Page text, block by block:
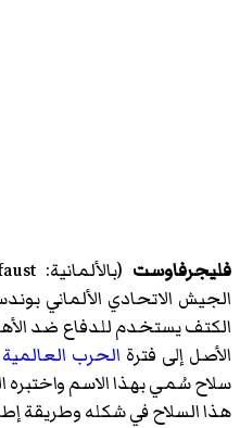
فليجرفاوست
الجيش الاتحادي الألماني
الكتف يستخدم للدفاع ضد
الأصل إلى فترة الحرب العالمية
سلاح سُمي بهذا الاسم واختبره
هذا السلاح في شكله وطريقة